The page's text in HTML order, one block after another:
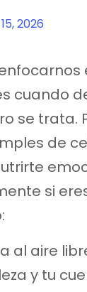
2026
cuando
se trata.
de
si
al aire
y tu